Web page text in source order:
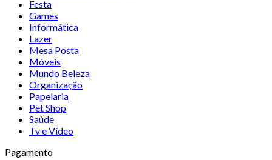
Festa
Games
Informática
Lazer
Mesa Posta
Móveis
Mundo Beleza
Organização
Papelaria
Pet Shop
Saúde
Tv e Vídeo
Pagamento